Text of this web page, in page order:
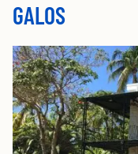
GALOS